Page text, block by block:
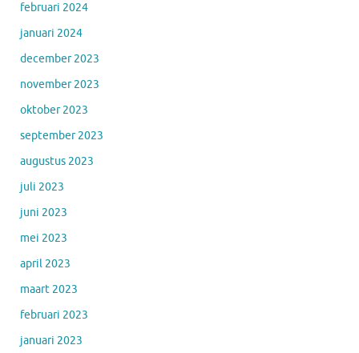
februari 2024
januari 2024
december 2023
november 2023
oktober 2023
september 2023
augustus 2023
juli 2023
juni 2023
mei 2023
april 2023
maart 2023
februari 2023
januari 2023